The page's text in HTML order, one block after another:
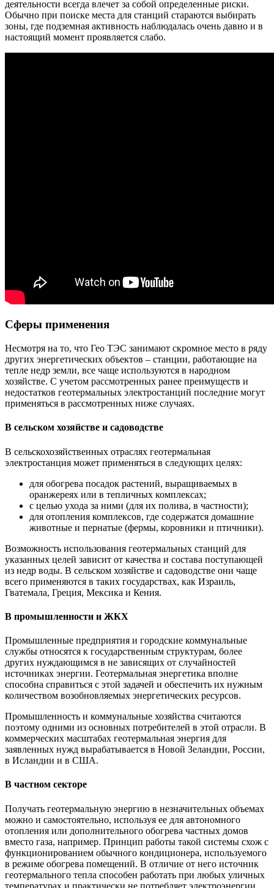
деятельности всегда влечет за собой определенные риски.
Обычно при поиске места для станций стараются выбирать
зоны, где подземная активность наблюдалась очень давно и в
настоящий момент проявляется слабо.
Сферы применения
Несмотря на то, что Гео ТЭС занимают скромное место в ряду
других энергетических объектов – станции, работающие на
тепле недр земли, все чаще используются в народном
хозяйстве. С учетом рассмотренных ранее преимуществ и
недостатков геотермальных электростанций последние могут
применяться в рассмотренных ниже случаях.
В сельском хозяйстве и садоводстве
В сельскохозяйственных отраслях геотермальная
электростанция может применяться в следующих целях:
для обогрева посадок растений, выращиваемых в
оранжереях или в тепличных комплексах;
с целью ухода за ними (для их полива, в частности);
для отопления комплексов, где содержатся домашние
животные и пернатые (фермы, коровники и птичники).
Возможность использования геотермальных станций для
указанных целей зависит от качества и состава поступающей
из недр воды. В сельском хозяйстве и садоводстве они чаще
всего применяются в таких государствах, как Израиль,
Гватемала, Греция, Мексика и Кения.
В промышленности и ЖКХ
Промышленные предприятия и городские коммунальные
службы относятся к государственным структурам, более
других нуждающимся в не зависящих от случайностей
источниках энергии. Геотермальная энергетика вполне
способна справиться с этой задачей и обеспечить их нужным
количеством возобновляемых энергетических ресурсов.
Промышленность и коммунальные хозяйства считаются
поэтому одними из основных потребителей в этой отрасли. В
коммерческих масштабах геотермальная энергия для
заявленных нужд вырабатывается в Новой Зеландии, России,
в Исландии и в США.
В частном секторе
Получать геотермальную энергию в незначительных объемах
можно и самостоятельно, используя ее для автономного
отопления или дополнительного обогрева частных домов
вместо газа, например. Принцип работы такой системы схож с
функционированием обычного кондиционера, используемого
в режиме обогрева помещений. В отличие от него источник
геотермального тепла способен работать при любых уличных
температурах и практически не потребляет электроэнергии.